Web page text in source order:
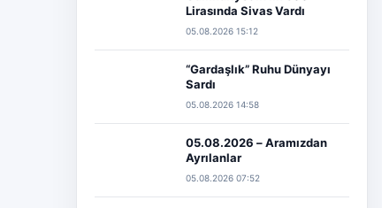
Lirasında Sivas Vardı
05.08.2026 15:12
“Gardaşlık” Ruhu Dünyayı
Sardı
05.08.2026 14:58
05.08.2026 – Aramızdan
Ayrılanlar
05.08.2026 07:52